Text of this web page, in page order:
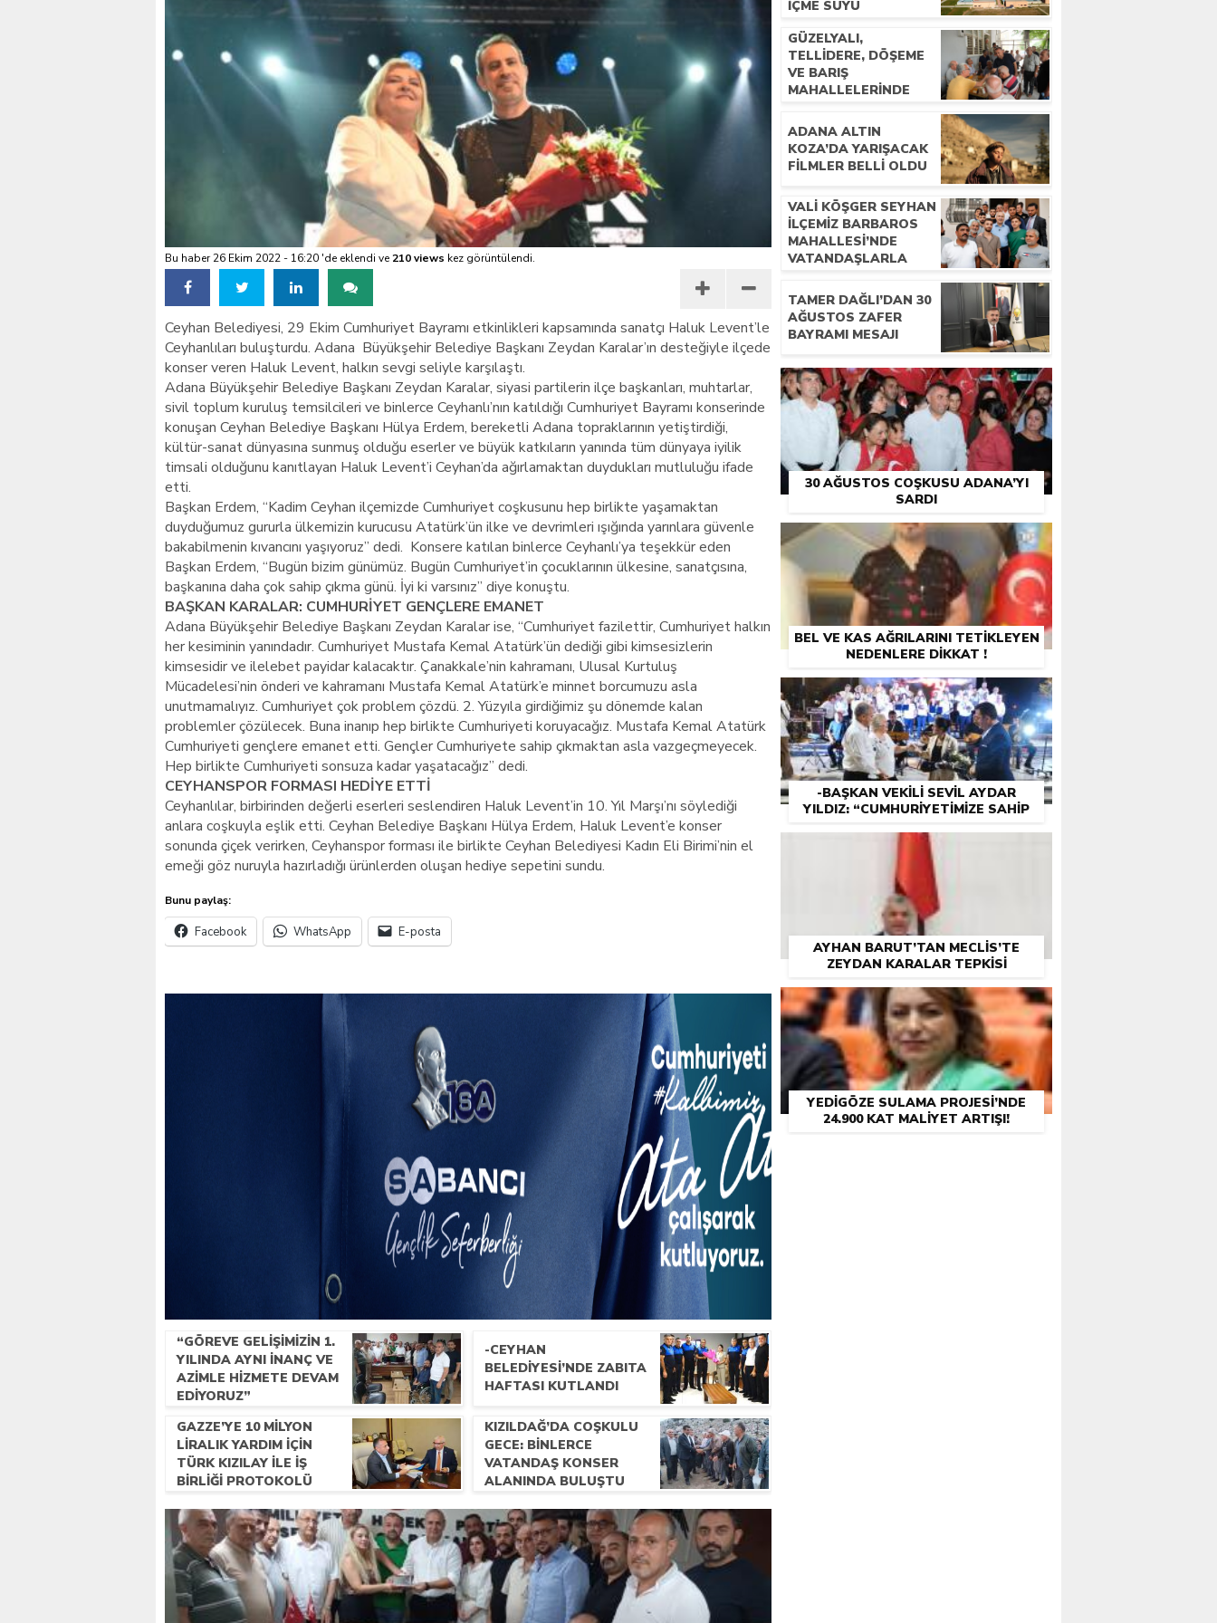
VALİ KÖŞGER SEYHAN İLÇEMİZ BARBAROS MAHALLESİ’NDE VATANDAŞLARLA BULUŞTU
Bu haber 26 Ekim 2022 - 16:20 'de eklendi ve 210 views kez görüntülendi.
Ceyhan Belediyesi, 29 Ekim Cumhuriyet Bayramı etkinlikleri kapsamında sanatçı Haluk Levent’le
Ceyhanlıları buluşturdu. Adana Büyükşehir Belediye Başkanı Zeydan Karalar’ın desteğiyle ilçede
konser veren Haluk Levent, halkın sevgi seliyle karşılaştı.
Adana Büyükşehir Belediye Başkanı Zeydan Karalar, siyasi partilerin ilçe başkanları, muhtarlar,
sivil toplum kuruluş temsilcileri ve binlerce Ceyhanlı’nın katıldığı Cumhuriyet Bayramı konserinde
konuşan Ceyhan Belediye Başkanı Hülya Erdem, bereketli Adana topraklarının yetiştirdiği,
kültür-sanat dünyasına sunmuş olduğu eserler ve büyük katkıların yanında tüm dünyaya iyilik
timsali olduğunu kanıtlayan Haluk Levent’i Ceyhan’da ağırlamaktan duydukları mutluluğu ifade
etti.
Başkan Erdem, “Kadim Ceyhan ilçemizde Cumhuriyet coşkusunu hep birlikte yaşamaktan
duyduğumuz gururla ülkemizin kurucusu Atatürk’ün ilke ve devrimleri ışığında yarınlara güvenle
bakabilmenin kıvancını yaşıyoruz” dedi. Konsere katılan binlerce Ceyhanlı’ya teşekkür eden
Başkan Erdem, “Bugün bizim günümüz. Bugün Cumhuriyet’in çocuklarının ülkesine, sanatçısına,
başkanına daha çok sahip çıkma günü. İyi ki varsınız” diye konuştu.
BAŞKAN KARALAR: CUMHURİYET GENÇLERE EMANET
Adana Büyükşehir Belediye Başkanı Zeydan Karalar ise, “Cumhuriyet fazilettir, Cumhuriyet halkın
her kesiminin yanındadır. Cumhuriyet Mustafa Kemal Atatürk’ün dediği gibi kimsesizlerin
kimsesidir ve ilelebet payidar kalacaktır. Çanakkale’nin kahramanı, Ulusal Kurtuluş
Mücadelesi’nin önderi ve kahramanı Mustafa Kemal Atatürk’e minnet borcumuzu asla
unutmamalıyız. Cumhuriyet çok problem çözdü. 2. Yüzyıla girdiğimiz şu dönemde kalan
problemler çözülecek. Buna inanıp hep birlikte Cumhuriyeti koruyacağız. Mustafa Kemal Atatürk
Cumhuriyeti gençlere emanet etti. Gençler Cumhuriyete sahip çıkmaktan asla vazgeçmeyecek.
Hep birlikte Cumhuriyeti sonsuza kadar yaşatacağız” dedi.
CEYHANSPOR FORMASI HEDİYE ETTİ
Ceyhanlılar, birbirinden değerli eserleri seslendiren Haluk Levent’in 10. Yıl Marşı’nı söylediği
anlara coşkuyla eşlik etti. Ceyhan Belediye Başkanı Hülya Erdem, Haluk Levent’e konser
sonunda çiçek verirken, Ceyhanspor forması ile birlikte Ceyhan Belediyesi Kadın Eli Birimi’nin el
emeği göz nuruyla hazırladığı ürünlerden oluşan hediye sepetini sundu.
Bunu paylaş:
Facebook WhatsApp E-posta
“GÖREVE GELIŞIMIZIN 1.
YILINDA AYNI INANÇ VE
AZIMLE HIZMETE DEVAM
EDIYORUZ”
-CEYHAN
BELEDIYESI’NDE ZABITA
HAFTASI KUTLANDI
GAZZE’YE 10 MILYON
LIRALIK YARDIM IÇIN
TÜRK KIZILAY ILE IŞ
BIRLIĞI PROTOKOLÜ
KIZILDAĞ’DA COŞKULU
GECE: BINLERCE
VATANDAŞ KONSER
ALANINDA BULUŞTU
IÇME SUYU
GÜZELYALI,
TELLIDERE, DÖŞEME
VE BARIŞ
MAHALLELERINDE
ADANA ALTIN
KOZA’DA YARIŞACAK
FILMLER BELLI OLDU
VALİ KÖŞGER SEYHAN
İLÇEMİZ BARBAROS
MAHALLESİ’NDE
VATANDAŞLARLA
TAMER DAĞLI’DAN 30
AĞUSTOS ZAFER
BAYRAMI MESAJI
30 AĞUSTOS COŞKUSU ADANA’YI
SARDI
BEL VE KAS AĞRILARINI TETİKLEYEN
NEDENLERE DİKKAT !
-BAŞKAN VEKILI SEVIL AYDAR
YILDIZ: “CUMHURIYETIMIZE SAHIP
AYHAN BARUT’TAN MECLIS’TE
ZEYDAN KARALAR TEPKISI
YEDIGÖZE SULAMA PROJESI’NDE
24.900 KAT MALIYET ARTIŞI!